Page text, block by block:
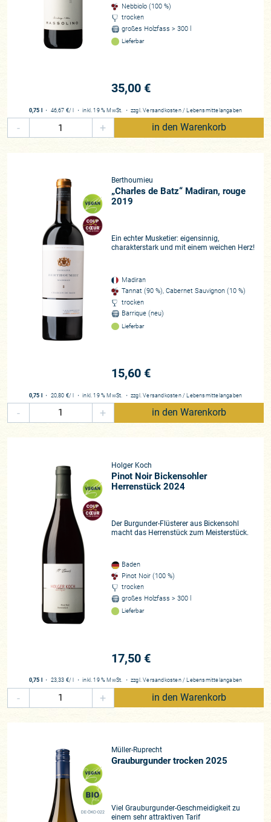
Nebbiolo (100 %)
trocken
großes Holzfass > 300 l
Lieferbar
35,00 €
0,75 l ・ 46,67 €/ l ・inkl. 19 % MwSt. ・ zzgl.Versandkosten / Lebensmittelangaben
- + in den Warenkorb
Berthoumieu
„Charles de Batz“ Madiran, rouge
2019
Ein echter Musketier: eigensinnig,
charakterstark und mit einem weichen Herz!
Madiran
Tannat (90 %), Cabernet Sauvignon (10 %)
trocken
Barrique (neu)
Lieferbar
15,60 €
0,75 l ・ 20,80 €/ l ・inkl. 19 % MwSt. ・ zzgl.Versandkosten / Lebensmittelangaben
- + in den Warenkorb
Holger Koch
Pinot Noir Bickensohler
Herrenstück 2024
Der Burgunder-Flüsterer aus Bickensohl
macht das Herrenstück zum Meisterstück.
Baden
Pinot Noir (100 %)
trocken
großes Holzfass > 300 l
Lieferbar
17,50 €
0,75 l ・ 23,33 €/ l ・inkl. 19 % MwSt. ・ zzgl.Versandkosten / Lebensmittelangaben
- + in den Warenkorb
DE-ÖKO-022
Müller-Ruprecht
Grauburgunder trocken 2025
Viel Grauburgunder-Geschmeidigkeit zu
einem sehr attraktiven Tarif